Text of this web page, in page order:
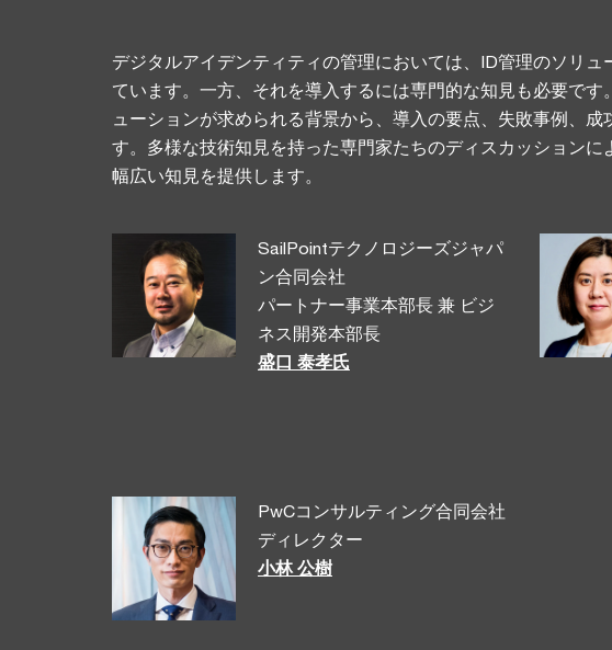
デジタルアイデンティティの管理においては、ID管理のソリュ
ています。一方、それを導入するには専門的な知見も必要です
ューションが求められる背景から、導入の要点、失敗事例、成
す。多様な技術知見を持った専門家たちのディスカッションに
幅広い知見を提供します。
SailPointテクノロジーズジャパ
ン合同会社
パートナー事業本部長 兼 ビジ
ネス開発本部長
盛口 泰孝氏
PwCコンサルティング合同会社
ディレクター
小林 公樹